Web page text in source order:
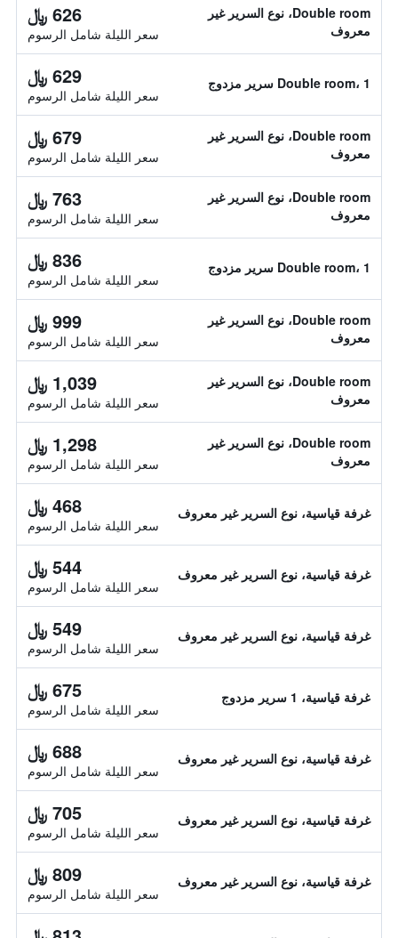
Double room، نوع السرير غير
معروف
626 ﷼
سعر الليلة شامل الرسوم
Double room، 1 سرير مزدوج 629 ﷼
سعر الليلة شامل الرسوم
Double room، نوع السرير غير
معروف
679 ﷼
سعر الليلة شامل الرسوم
Double room، نوع السرير غير
معروف
763 ﷼
سعر الليلة شامل الرسوم
Double room، 1 سرير مزدوج 836 ﷼
سعر الليلة شامل الرسوم
Double room، نوع السرير غير
معروف
999 ﷼
سعر الليلة شامل الرسوم
Double room، نوع السرير غير
معروف
1,039 ﷼
سعر الليلة شامل الرسوم
Double room، نوع السرير غير
معروف
1,298 ﷼
سعر الليلة شامل الرسوم
غرفة قياسية، نوع السرير غير معروف 468 ﷼
سعر الليلة شامل الرسوم
غرفة قياسية، نوع السرير غير معروف 544 ﷼
سعر الليلة شامل الرسوم
غرفة قياسية، نوع السرير غير معروف 549 ﷼
سعر الليلة شامل الرسوم
غرفة قياسية، 1 سرير مزدوج 675 ﷼
سعر الليلة شامل الرسوم
غرفة قياسية، نوع السرير غير معروف 688 ﷼
سعر الليلة شامل الرسوم
غرفة قياسية، نوع السرير غير معروف 705 ﷼
سعر الليلة شامل الرسوم
غرفة قياسية، نوع السرير غير معروف 809 ﷼
سعر الليلة شامل الرسوم